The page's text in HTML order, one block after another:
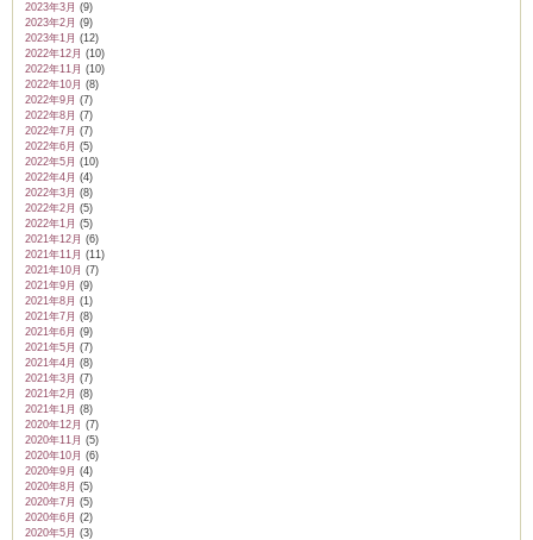
2023年3月 (9)
2023年2月 (9)
2023年1月 (12)
2022年12月 (10)
2022年11月 (10)
2022年10月 (8)
2022年9月 (7)
2022年8月 (7)
2022年7月 (7)
2022年6月 (5)
2022年5月 (10)
2022年4月 (4)
2022年3月 (8)
2022年2月 (5)
2022年1月 (5)
2021年12月 (6)
2021年11月 (11)
2021年10月 (7)
2021年9月 (9)
2021年8月 (1)
2021年7月 (8)
2021年6月 (9)
2021年5月 (7)
2021年4月 (8)
2021年3月 (7)
2021年2月 (8)
2021年1月 (8)
2020年12月 (7)
2020年11月 (5)
2020年10月 (6)
2020年9月 (4)
2020年8月 (5)
2020年7月 (5)
2020年6月 (2)
2020年5月 (3)